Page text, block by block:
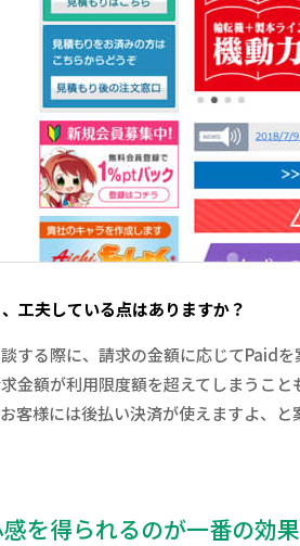
工夫している点はありますか？
する際に、請求の金額に応じてPaidを
金額が利用限度額を超えてしまうこ
客様には後払い決済が使えますよ、
を得られるのが一番の効果